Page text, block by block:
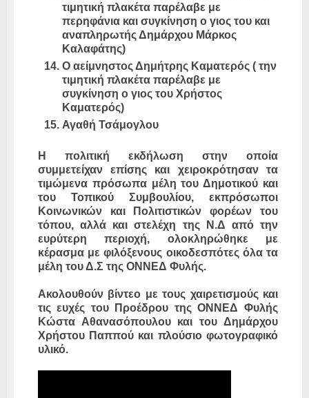
τιμητική πλακέτα παρέλαβε με
περηφάνια και συγκίνηση ο γιος του και
αναπληρωτής Δημάρχου Μάρκος
Καλαφάτης)
Ο αείμνηστος Δημήτρης Καματερός ( την
τιμητική πλακέτα παρέλαβε με
συγκίνηση ο γιος του Χρήστος
Καματερός)
Αγαθή Τσάμογλου
Η πολιτική εκδήλωση στην οποία
συμμετείχαν επίσης και χειροκρότησαν τα
τιμώμενα πρόσωπα μέλη του Δημοτικού και
του Τοπικού Συμβουλίου, εκπρόσωποι
Κοινωνικών και Πολιτιστικών φορέων του
τόπου, αλλά και στελέχη της Ν.Δ από την
ευρύτερη περιοχή, ολοκληρώθηκε με
κέρασμα με φιλόξενους οικοδεσπότες όλα τα
μέλη του Δ.Σ της ΟΝΝΕΔ Φυλής.
Ακολουθούν βίντεο με τους χαιρετισμούς και
τις ευχές του Προέδρου της ΟΝΝΕΔ Φυλής
Κώστα Αθανασόπουλου και του Δημάρχου
Χρήστου Παππού και πλούσιο φωτογραφικό
υλικό.